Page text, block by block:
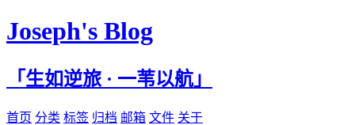
Joseph's Blog
「生如逆旅 · 一苇以航」
首页 分类 标签 归档 邮箱 文件 关于